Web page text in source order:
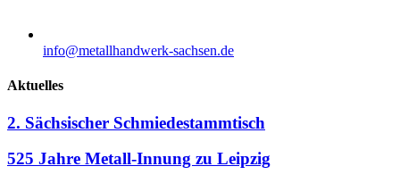
info@metallhandwerk-sachsen.de
Aktuelles
2. Sächsischer Schmiedestammtisch
525 Jahre Metall-Innung zu Leipzig